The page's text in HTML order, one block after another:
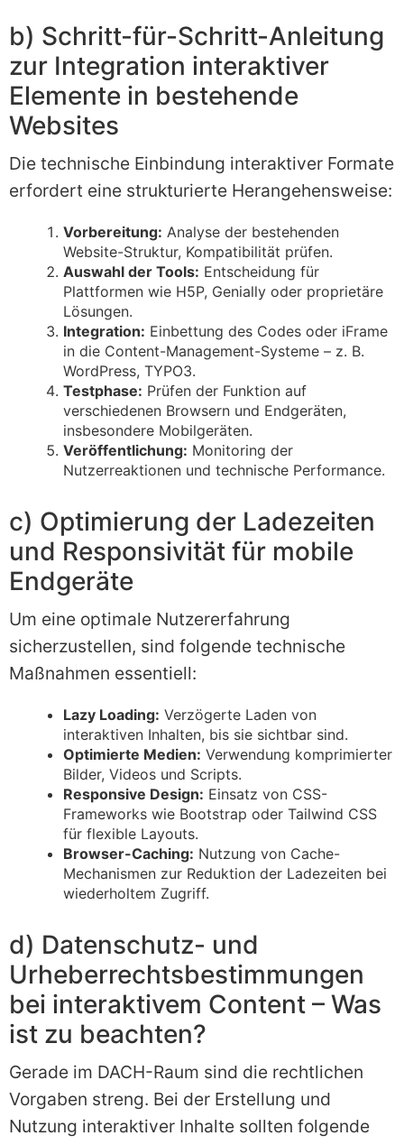
b) Schritt-für-Schritt-Anleitung
zur Integration interaktiver
Elemente in bestehende
Websites
Die technische Einbindung interaktiver Formate
erfordert eine strukturierte Herangehensweise:
Vorbereitung: Analyse der bestehenden
Website-Struktur, Kompatibilität prüfen.
Auswahl der Tools: Entscheidung für
Plattformen wie H5P, Genially oder proprietäre
Lösungen.
Integration: Einbettung des Codes oder iFrame
in die Content-Management-Systeme – z. B.
WordPress, TYPO3.
Testphase: Prüfen der Funktion auf
verschiedenen Browsern und Endgeräten,
insbesondere Mobilgeräten.
Veröffentlichung: Monitoring der
Nutzerreaktionen und technische Performance.
c) Optimierung der Ladezeiten
und Responsivität für mobile
Endgeräte
Um eine optimale Nutzererfahrung
sicherzustellen, sind folgende technische
Maßnahmen essentiell:
Lazy Loading: Verzögerte Laden von
interaktiven Inhalten, bis sie sichtbar sind.
Optimierte Medien: Verwendung komprimierter
Bilder, Videos und Scripts.
Responsive Design: Einsatz von CSS-
Frameworks wie Bootstrap oder Tailwind CSS
für flexible Layouts.
Browser-Caching: Nutzung von Cache-
Mechanismen zur Reduktion der Ladezeiten bei
wiederholtem Zugriff.
d) Datenschutz- und
Urheberrechtsbestimmungen
bei interaktivem Content – Was
ist zu beachten?
Gerade im DACH-Raum sind die rechtlichen
Vorgaben streng. Bei der Erstellung und
Nutzung interaktiver Inhalte sollten folgende